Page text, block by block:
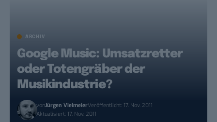
ARCHIV
Google Music: Umsatzretter
oder Totengräber der
Musikindustrie?
vonJürgen VielmeierVeröffentlicht: 17. Nov. 2011
Aktualisiert: 17. Nov. 2011